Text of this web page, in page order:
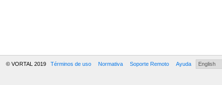
© VORTAL 2019 Términos de uso Normativa Soporte Remoto Ayuda